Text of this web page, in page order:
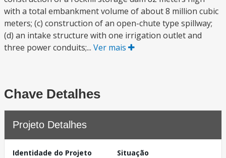
with a total embankment volume of about 8 million cubic
meters; (c) construction of an open-chute type spillway;
(d) an intake structure with one irrigation outlet and
three power conduits;... Ver mais
Chave Detalhes
Projeto Detalhes
Identidade do Projeto
Situação